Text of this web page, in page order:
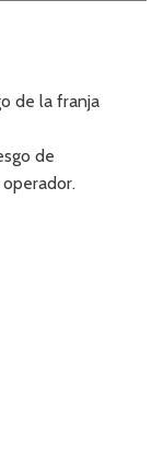
de la franja
de